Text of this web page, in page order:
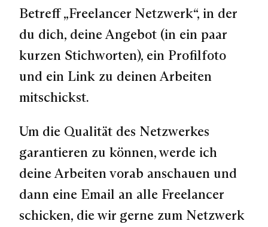
Betreff „Freelancer Netzwerk“, in der
du dich, deine Angebot (in ein paar
kurzen Stichworten), ein Profilfoto
und ein Link zu deinen Arbeiten
mitschickst.
Um die Qualität des Netzwerkes
garantieren zu können, werde ich
deine Arbeiten vorab anschauen und
dann eine Email an alle Freelancer
schicken, die wir gerne zum Netzwerk